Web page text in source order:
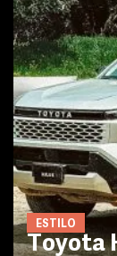
ESTILO
Toyota